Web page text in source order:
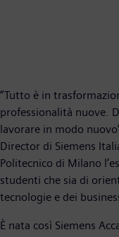
“Tutto è in
professionalità nuove.
lavorare in modo
Director di Siemens
Politecnico di Milano
studenti che sia di
tecnologie e dei
È nata così Siemens